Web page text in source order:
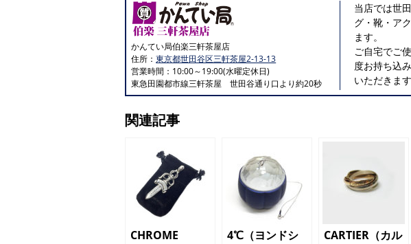
かんてい局伯楽三軒茶屋店
住所：東京都世田谷区三軒茶屋2-13-13
営業時間：10:00～19:00(水曜定休日)
東急田園都市線三軒茶屋 世田谷通り口より約20秒
当店では世
グ・靴・ア
ます。
ご自宅でご
度お持ち込
いただきま
関連記事
CHROME
4℃（ヨンドシ
CARTIER（カル